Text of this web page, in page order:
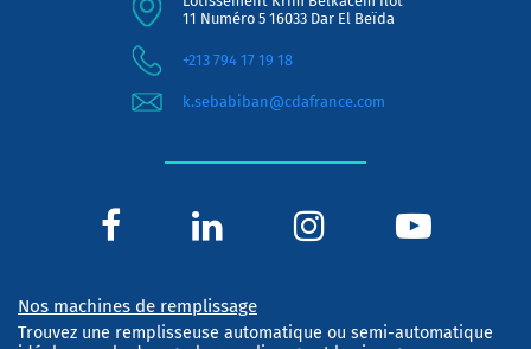
11 Numéro 5 16033 Dar El Beïda
+213 794 17 19 18
k.sebabiban@cdafrance.com
Nos machines de remplissage
Trouvez une remplisseuse automatique ou semi-automatique